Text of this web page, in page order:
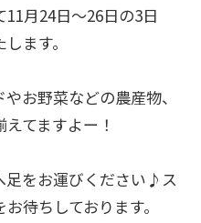
月24日～26日の3日
ます。
お野菜などの農産物、
てますよー！
足をお運びください♪ス
待ちしております。